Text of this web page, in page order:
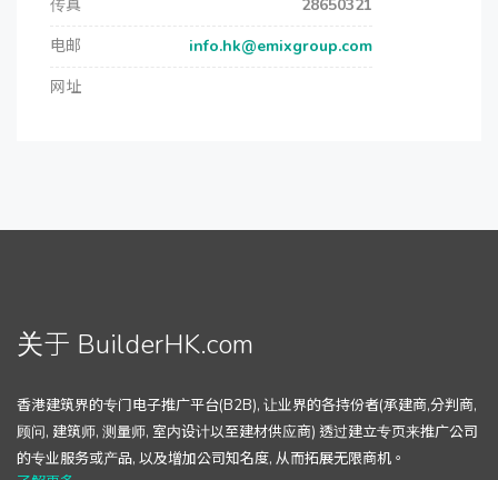
传真
28650321
电邮
info.hk@emixgroup.com
网址
关于 BuilderHK.com
香港建筑界的专门电子推广平台(B2B), 让业界的各持份者(承建商,分判商,
顾问, 建筑师, 测量师, 室内设计以至建材供应商) 透过建立专页来推广公司
的专业服务或产品, 以及增加公司知名度, 从而拓展无限商机。